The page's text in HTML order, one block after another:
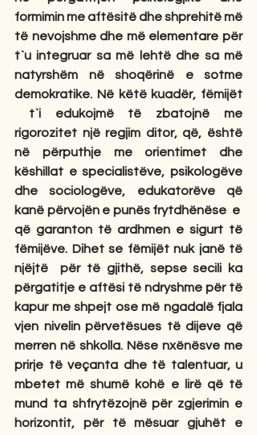
formimin me aftësitë dhe shprehitë më
të nevojshme dhe më elementare për
t`u integruar sa më lehtë dhe sa më
natyrshëm në shoqërinë e sotme
demokratike. Në këtë kuadër, fëmijët
t`i edukojmë të zbatojnë me
rigorozitet një regjim ditor, që, është
në përputhje me orientimet dhe
këshillat e specialistëve, psikologëve
dhe sociologëve, edukatorëve që
kanë përvojën e punës frytdhënëse  e
që garanton të ardhmen e sigurt të
fëmijëve. Dihet se fëmijët nuk janë të
njëjtë  për të gjithë, sepse secili ka
përgatitje e aftësi të ndryshme për të
kapur me shpejt ose më ngadalë fjala
vjen nivelin përvetësues të dijeve që
merren në shkolla. Nëse nxënësve me
prirje të veçanta dhe të talentuar, u
mbetet më shumë kohë e lirë që të
mund ta shfrytëzojnë për zgjerimin e
horizontit, për të mësuar gjuhët e